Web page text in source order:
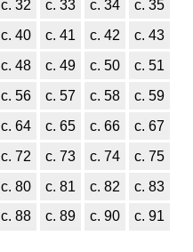
с. 32 с. 33 с. 34
с. 35
с. 40 с. 41 с. 42
с. 43
с. 48 с. 49 с. 50
с. 51
с. 56 с. 57 с. 58
с. 59
с. 64 с. 65 с. 66
с. 67
с. 72 с. 73 с. 74
с. 75
с. 80 с. 81 с. 82
с. 83
с. 88 с. 89 с. 90 с. 91